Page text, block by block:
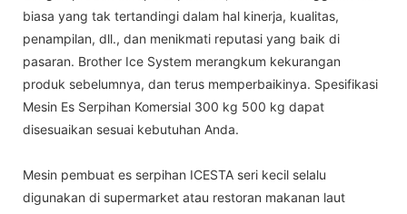
biasa yang tak tertandingi dalam hal kinerja, kualitas,
penampilan, dll., dan menikmati reputasi yang baik di
pasaran. Brother Ice System merangkum kekurangan
produk sebelumnya, dan terus memperbaikinya. Spesifikasi
Mesin Es Serpihan Komersial 300 kg 500 kg dapat
disesuaikan sesuai kebutuhan Anda.
Mesin pembuat es serpihan ICESTA seri kecil selalu
digunakan di supermarket atau restoran makanan laut